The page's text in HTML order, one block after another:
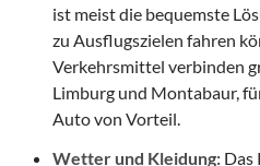
ist meist die bequemste
zu Ausflugszielen fahren
Verkehrsmittel verbinden
Limburg und Montabaur,
Auto von Vorteil.
Wetter und Kleidung: Das